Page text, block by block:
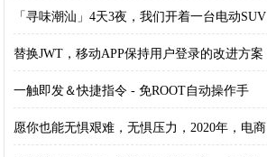
「寻味潮汕」4天3夜，我们开着一台电动SUV
替换JWT，移动APP保持用户登录的改进方案
一触即发＆快捷指令 - 免ROOT自动操作手
愿你也能无惧艰难，无惧压力，2020年，电商